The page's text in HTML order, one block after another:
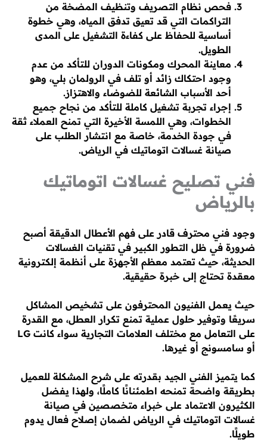
فحص نظام التصريف وتنظيف المضخة من
التراكمات التي قد تعيق تدفق المياه، وهي خطوة
أساسية للحفاظ على كفاءة التشغيل على المدى
الطويل.
معاينة المحرك ومكونات الدوران للتأكد من عدم
وجود احتكاك زائد أو تلف في الرولمان بلي، وهو
أحد الأسباب الشائعة للضوضاء والاهتزاز.
إجراء تجربة تشغيل كاملة للتأكد من نجاح جميع
الخطوات، وهي اللمسة الأخيرة التي تمنح العملاء ثقة
في جودة الخدمة، خاصة مع انتشار الطلب على
صيانة غسالات اتوماتيك في الرياض.
فني تصليح غسالات اتوماتيك
بالرياض
وجود فني محترف قادر على فهم الأعطال الدقيقة أصبح
ضرورة في ظل التطور الكبير في تقنيات الغسالات
الحديثة، حيث تعتمد معظم الأجهزة على أنظمة إلكترونية
معقدة تحتاج إلى خبرة حقيقية.
حيث يعمل الفنيون المحترفون على تشخيص المشاكل
سريعًا وتوفير حلول عملية تمنع تكرار العطل، مع القدرة
على التعامل مع مختلف العلامات التجارية سواء كانت LG
أو سامسونج أو غيرها.
كما يتميز الفني الجيد بقدرته على شرح المشكلة للعميل
بطريقة واضحة تمنحه اطمئنانًا كاملًا، ولهذا يفضل
الكثيرون الاعتماد على خبراء متخصصين في صيانة
غسالات اتوماتيك في الرياض لضمان إصلاح فعال يدوم
طويلًا.